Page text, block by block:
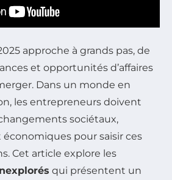
approche à grands pas, de
et opportunités d’affaires
Dans un monde en
les entrepreneurs doivent
sociétaux,
pour saisir ces
Cet article explore les
qui présentent un